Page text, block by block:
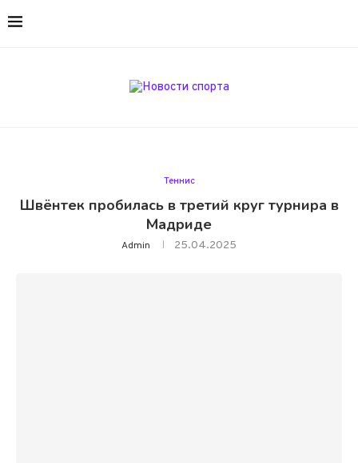
Теннис
Швёнтек пробилась в третий круг турнира в
Мадриде
Admin 25.04.2025